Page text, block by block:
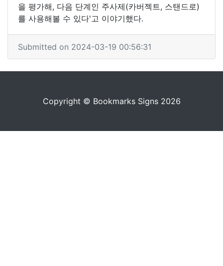
을 평가해, 다음 단계인 주사제(카버젝트, 스탠드로)
를 사용해볼 수 있다'고 이야기했다.
Submitted on 2024-03-19 00:56:31
Copyright © Bookmarks Signs 2026